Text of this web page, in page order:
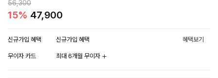
56,300
15% 47,900
신규가입 혜택 신규가입 혜택 혜택보기
무이자 카드 최대 6개월 무이자